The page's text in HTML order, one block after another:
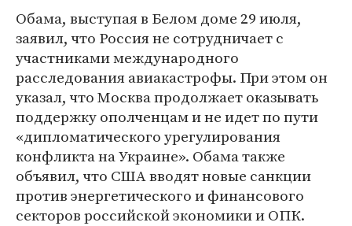
Обама, выступая в Белом доме 29 июля,
заявил, что Россия не сотрудничает с
участниками международного
расследования авиакастрофы. При этом он
указал, что Москва продолжает оказывать
поддержку ополченцам и не идет по пути
«дипломатического урегулирования
конфликта на Украине». Обама также
объявил, что США вводят новые санкции
против энергетического и финансового
секторов российской экономики и ОПК.